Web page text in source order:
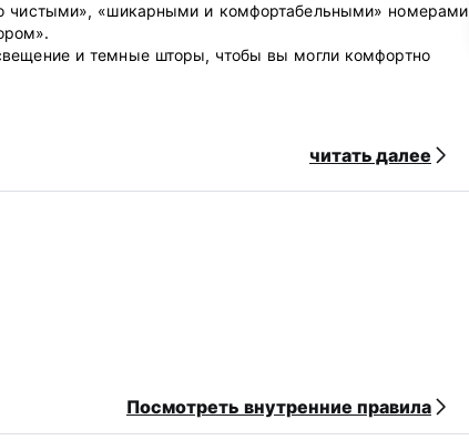
чистыми», «шикарными и комфортабельными» номерами
и темные шторы, чтобы вы могли комфортно
Gràcia работает круглосуточно и без выходных.
гибкая) за 3 дня до прибытия взимается
камере хранения.
Gràcia работает круглосуточно и без выходных.
читать далее
Посмотреть внутренние правила